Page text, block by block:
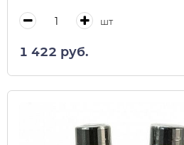
шт
1 422 руб.